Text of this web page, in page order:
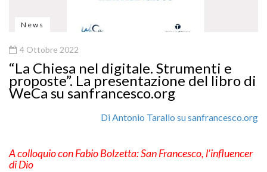
News
4 Ottobre 2022
“La Chiesa nel digitale. Strumenti e
proposte”. La presentazione del libro di
WeCa su sanfrancesco.org
Di Antonio Tarallo su sanfrancesco.org
A colloquio con Fabio Bolzetta: San Francesco, l’influencer
di Dio